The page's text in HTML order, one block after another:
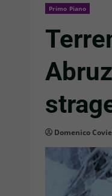
Primo Piano
Domenico